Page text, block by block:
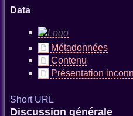
Data
Métadonnées
Contenu
Présentation
Short URL
Discussion générale